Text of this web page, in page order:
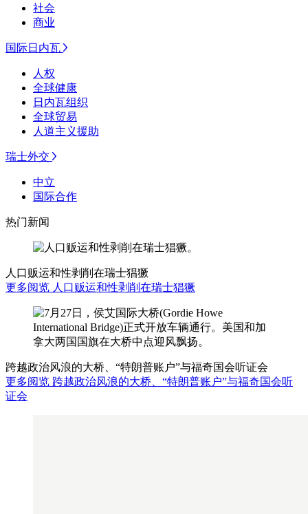
社会
商业
国际日内瓦
人权
全球健康
日内瓦组织
全球贸易
人道主义援助
瑞士外交
中立
国际合作
热门新闻
人口贩运和性剥削在瑞士猖獗
更多阅览 人口贩运和性剥削在瑞士猖獗
跨越政治风浪的大桥、“特朗普账户”与福奇国会听证会
更多阅览 跨越政治风浪的大桥、“特朗普账户”与福奇国会听
证会